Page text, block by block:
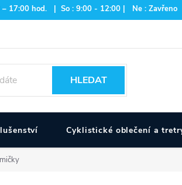
hod. | So : 9:00 - 12:00 | Ne :
HLEDAT
Cyklistické oblečení a